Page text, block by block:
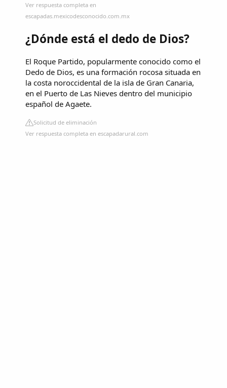
Ver respuesta completa en
escapadas.mexicodesconocido.com.mx
¿Dónde está el dedo de Dios?
El Roque Partido, popularmente conocido como el
Dedo de Dios, es una formación rocosa situada en
la costa noroccidental de la isla de Gran Canaria,
en el Puerto de Las Nieves dentro del municipio
español de Agaete.
Solicitud de eliminación
Ver respuesta completa en escapadarural.com